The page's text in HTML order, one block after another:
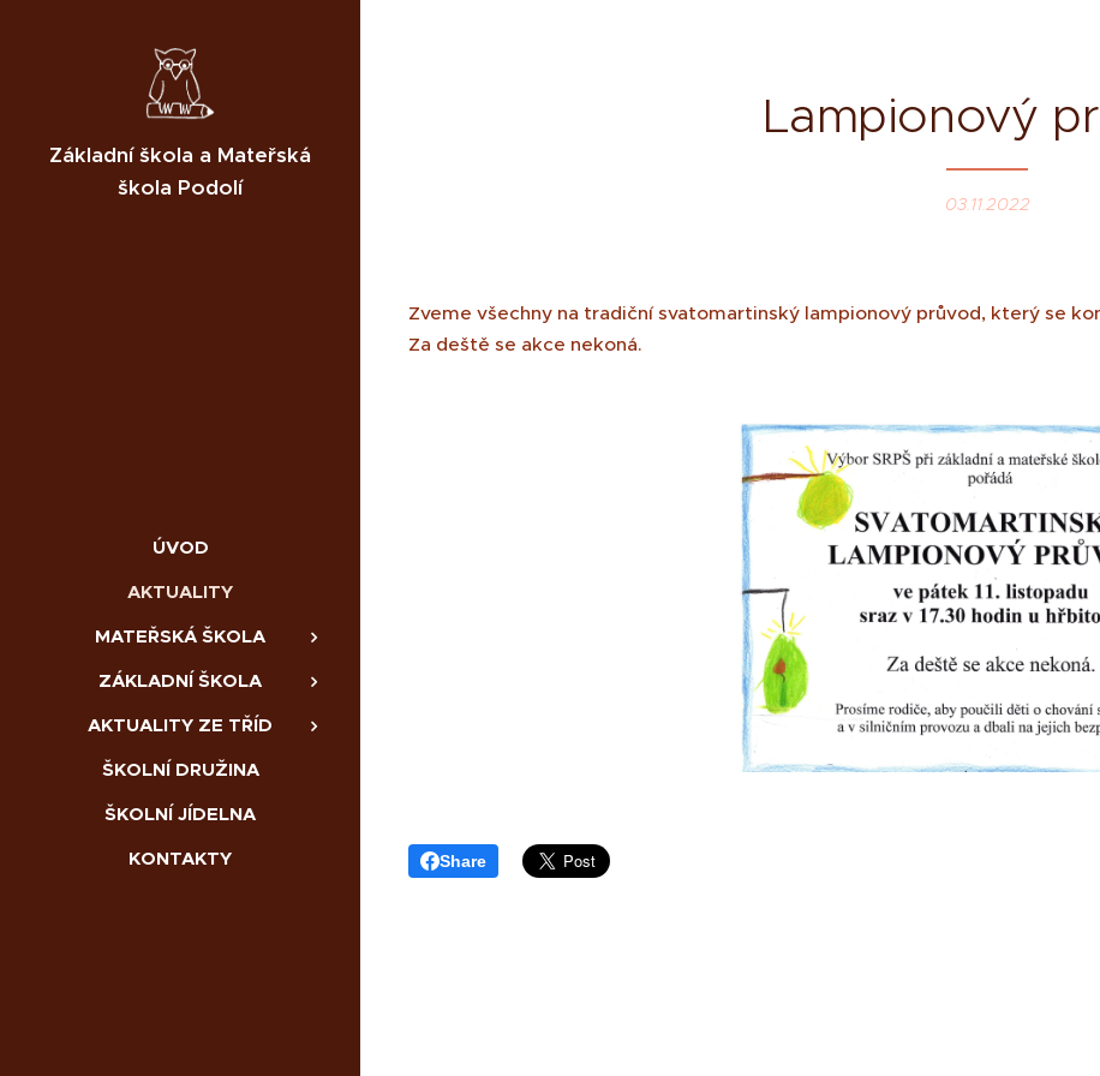
Základní škola a Mateřská
škola Podolí
ÚVOD
AKTUALITY
MATEŘSKÁ ŠKOLA
ZÁKLADNÍ ŠKOLA
AKTUALITY ZE TŘÍD
ŠKOLNÍ DRUŽINA
ŠKOLNÍ JÍDELNA
KONTAKTY
Lampionový
03.11.2022
Zveme všechny na tradiční svatomartinský lampionový průvod, který se
Za deště se akce nekoná.
Share